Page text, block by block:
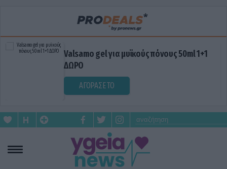
Valsamo gel για μυϊκούς πόνους 50ml 1+1
ΔΩΡΟ
ΑΓΟΡΑΣΕ ΤΟ